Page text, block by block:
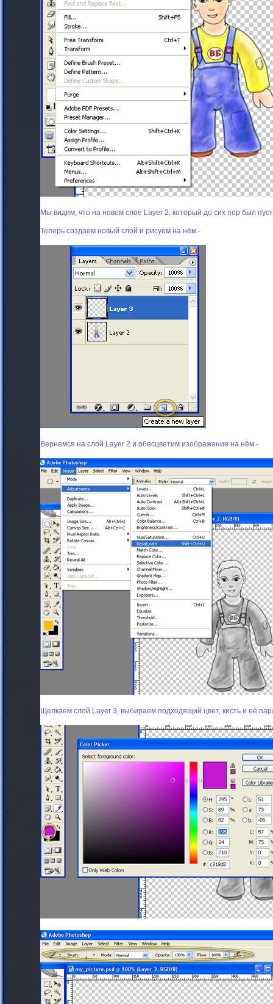
Мы видим, что на новом слое Layer 2, который до сих пор был
Теперь создаем новый слой и рисуем на нём -
Вернемся на слой Layer 2 и обесцветим изображение на нём -
Щелкаем слой Layer 3, выбираем подходящий цвет, кисть и её